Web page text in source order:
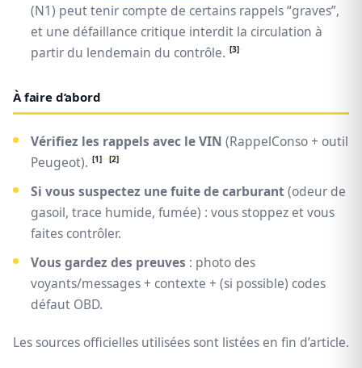
(N1) peut tenir compte de certains rappels “graves”,
et une défaillance critique interdit la circulation à
partir du lendemain du contrôle. [3]
À faire d’abord
Vérifiez les rappels avec le VIN (RappelConso + outil
Peugeot). [1] [2]
Si vous suspectez une fuite de carburant(odeur de
gasoil, trace humide, fumée) : vous stoppez et vous
faites contrôler.
Vous gardez des preuves : photo des
voyants/messages + contexte + (si possible) codes
défaut OBD.
Les sources officielles utilisées sont listées en fin d’article.